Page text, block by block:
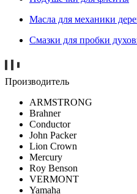
Масла для механики
Смазки для пробки
Производитель
ARMSTRONG
Brahner
Conductor
John Packer
Lion Crown
Mercury
Roy Benson
VERMONT
Yamaha